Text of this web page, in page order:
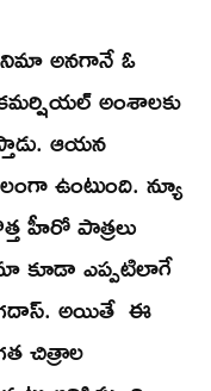
అనగానే ఓ
అంశాలకు
ఆయన
ఉంటుంది. న్యూ
హీరో పాత్రలు
కూడా ఎప్పటిలాగే
అయితే ఈ
చిత్రాల